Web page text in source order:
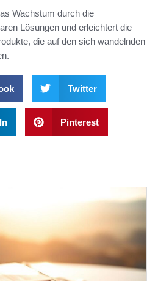
Wachstum durch die
Lösungen und erleichtert die
die auf den sich wandelnden
Twitter
Pinterest